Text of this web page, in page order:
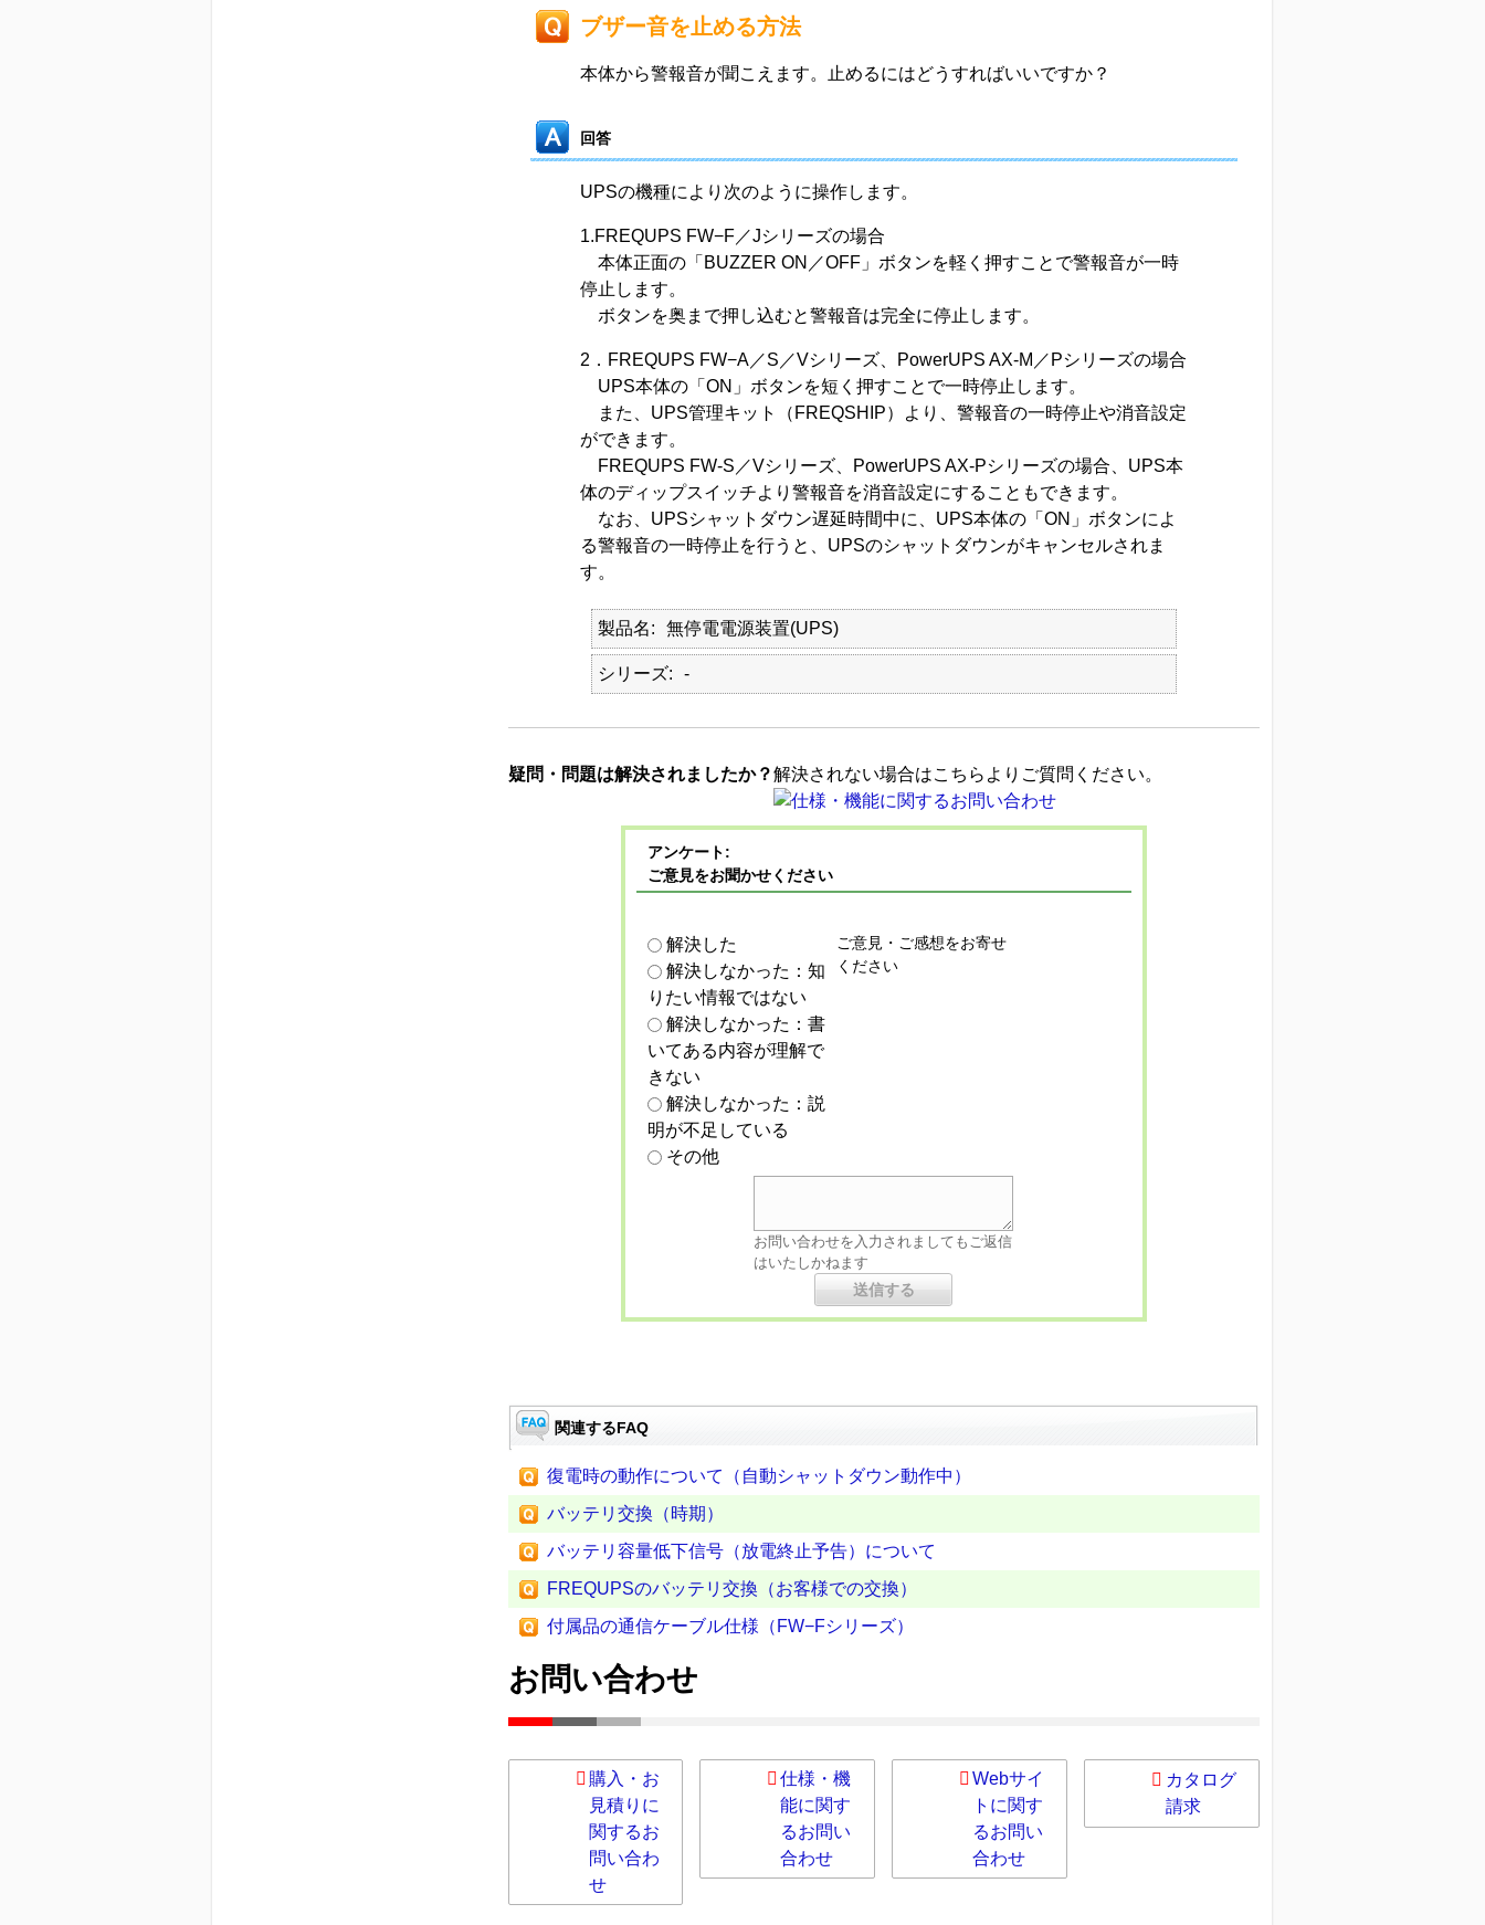
ブザー音を止める方法
本体から警報音が聞こえます。止めるにはどうすればいいですか？
回答
UPSの機種により次のように操作します。
1.FREQUPS FW−F／Jシリーズの場合
本体正面の「BUZZER ON／OFF」ボタンを軽く押すことで警報音が一時
停止します。
ボタンを奥まで押し込むと警報音は完全に停止します。
2．FREQUPS FW−A／S／Vシリーズ、PowerUPS AX-M／Pシリーズの場合
UPS本体の「ON」ボタンを短く押すことで一時停止します。
また、UPS管理キット（FREQSHIP）より、警報音の一時停止や消音設定
ができます。
FREQUPS FW-S／Vシリーズ、PowerUPS AX-Pシリーズの場合、UPS本
体のディップスイッチより警報音を消音設定にすることもできます。
なお、UPSシャットダウン遅延時間中に、UPS本体の「ON」ボタンによ
る警報音の一時停止を行うと、UPSのシャットダウンがキャンセルされま
す。
製品名 無停電電源装置(UPS)
シリーズ -
疑問・問題は解決されましたか？解決されない場合はこちらよりご質問ください。
アンケート:
ご意見をお聞かせください
解決した
解決しなかった：知
りたい情報ではない
解決しなかった：書
いてある内容が理解で
きない
解決しなかった：説
明が不足している
その他
ご意見・ご感想をお寄せ
ください
お問い合わせを入力されましてもご返信
はいたしかねます
関連するFAQ
復電時の動作について（自動シャットダウン動作中）
バッテリ交換（時期）
バッテリ容量低下信号（放電終止予告）について
FREQUPSのバッテリ交換（お客様での交換）
付属品の通信ケーブル仕様（FW−Fシリーズ）
お問い合わせ
購入・お
見積りに
関するお
問い合わ
せ
仕様・機
能に関す
るお問い
合わせ
Webサイ
トに関す
るお問い
合わせ
カタログ
請求